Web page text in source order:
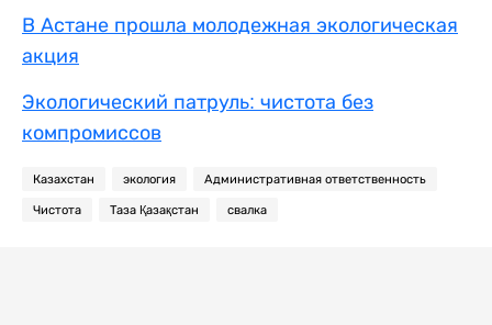
В Астане прошла молодежная экологическая
акция
Экологический патруль: чистота без
компромиссов
Казахстан экология Административная ответственность
Чистота Таза Қазақстан свалка